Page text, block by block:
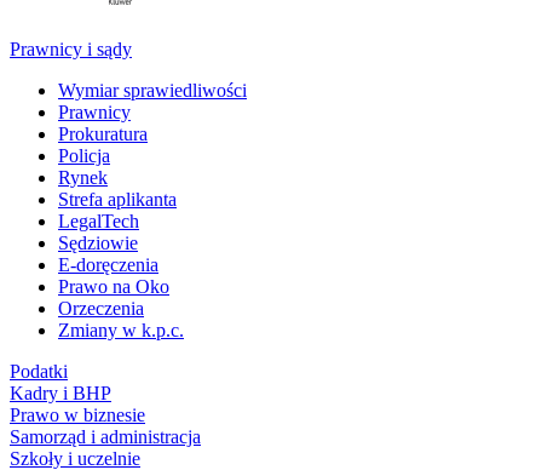
Prawnicy i sądy
Wymiar sprawiedliwości
Prawnicy
Prokuratura
Policja
Rynek
Strefa aplikanta
LegalTech
Sędziowie
E-doręczenia
Prawo na Oko
Orzeczenia
Zmiany w k.p.c.
Podatki
Kadry i BHP
Prawo w biznesie
Samorząd i administracja
Szkoły i uczelnie